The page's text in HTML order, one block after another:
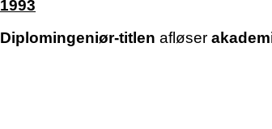
1993
Diplomingeniør-titlen afløser